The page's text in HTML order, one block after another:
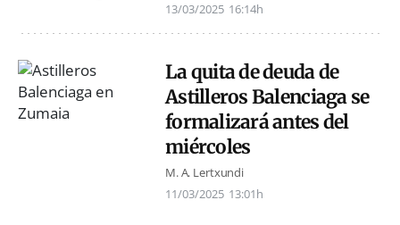
13/03/2025 16:14h
La quita de deuda de
Astilleros Balenciaga se
formalizará antes del
miércoles
M. A. Lertxundi
11/03/2025 13:01h